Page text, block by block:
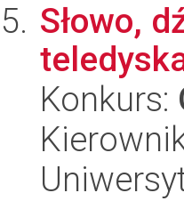
Słowo,
Konkurs: